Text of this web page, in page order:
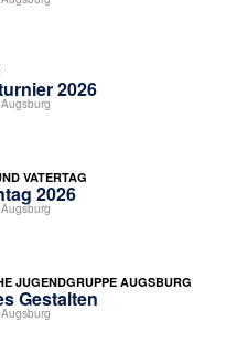
2026
VATERTAG
2026
JUGENDGRUPPE AUGSBURG
Gestalten